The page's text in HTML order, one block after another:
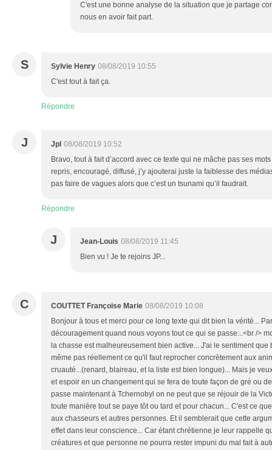
C'est une bonne analyse de la situation que je partage
nous en avoir fait part.
S Sylvie Henry 08/08/2019 10:55
C'est tout à fait ça.
Répondre
J Jpl 08/08/2019 10:52
Bravo, tout à fait d’accord avec ce texte qui ne mâche pas ses
repris, encouragé, diffusé, j’y ajouterai juste la faiblesse des
pas faire de vagues alors que c’est un tsunami qu’il faudrait.
Répondre
J Jean-Louis 08/08/2019 11:45
Bien vu ! Je te rejoins JP...
C COUTTET Françoise Marie 08/08/2019 10:08
Bonjour à tous et merci pour ce long texte qui dit bien la vérité...
découragement quand nous voyons tout ce qui se passe...<br />
la chasse est malheureusement bien active... J'ai le sentiment
même pas réellement ce qu'il faut reprocher concrètement aux
cruauté...(renard, blaireau, et la liste est bien longue)... Mais je
et espoir en un changement qui se fera de toute façon de gré ou
passe maintenant à Tchernobyl on ne peut que se réjouir de la
toute manière tout se paye tôt ou tard et pour chacun... C'est ce
aux chasseurs et autres personnes. Et il semblerait que cette
effet dans leur conscience... Car étant chrétienne je leur rappelle
créatures et que personne ne pourra rester impuni du mal fait à